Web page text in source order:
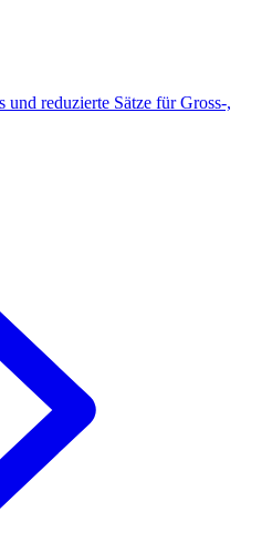
reduzierte Sätze für Gross-,